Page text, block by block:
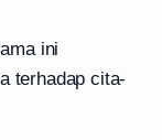
ini
terhadap cita-